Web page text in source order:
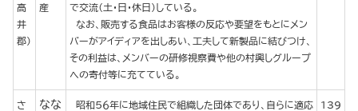
高
井
郡）
産
で交流（土・日・休日）している。
なお、販売する食品はお客様の反応や要望をもとにメン
バーがアイディアを出しあい、工夫して新製品に結びつけ、
その利益は、メンバーの研修視察費や他の村興しグループ
への寄付等に充てている。
さ
なな
昭和５６年に地域住民で組織した団体であり、自らに適応
139